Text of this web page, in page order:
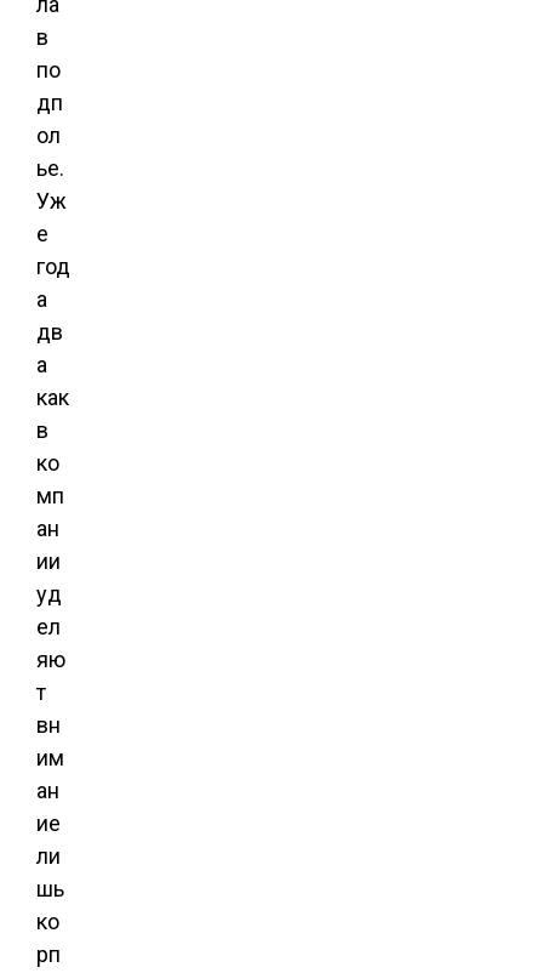
в
по
дп
ол
ье.
Уж
е
год
а
дв
а
как
в
ко
мп
ан
ии
уд
ел
яю
т
вн
им
ан
ие
ли
шь
ко
рп